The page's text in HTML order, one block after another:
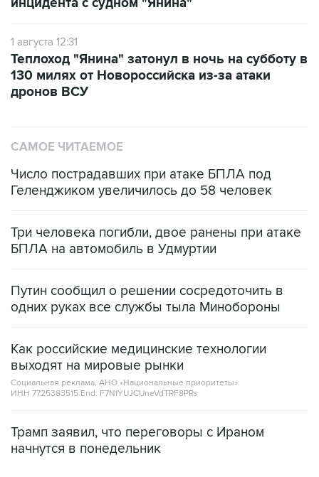
инцидента с судном "Янина"
1 августа 12:31
Теплоход "Янина" затонул в ночь на субботу в
130 милях от Новороссийска из-за атаки
дронов ВСУ
САМОЕ ЧИТАЕМОЕ
Число пострадавших при атаке БПЛА под
Геленджиком увеличилось до 58 человек
Три человека погибли, двое ранены при атаке
БПЛА на автомобиль в Удмуртии
Путин сообщил о решении сосредоточить в
одних руках все службы тыла Минобороны
Как российские медицинские технологии
выходят на мировые рынки
Социальная реклама, АНО «Национальные приоритеты».
ИНН 7725383515 Erid: F7NfYUJCUneVdTRF8PRs
Трамп заявил, что переговоры с Ираном
начнутся в понедельник